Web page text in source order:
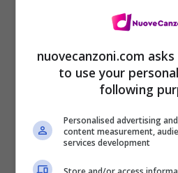
con un bagaglio di
macigno
con la voglia di famiglia
non di certo del west
nuovecanzoni.com
to use your
following
Personalised advertising
content measurement,
services development